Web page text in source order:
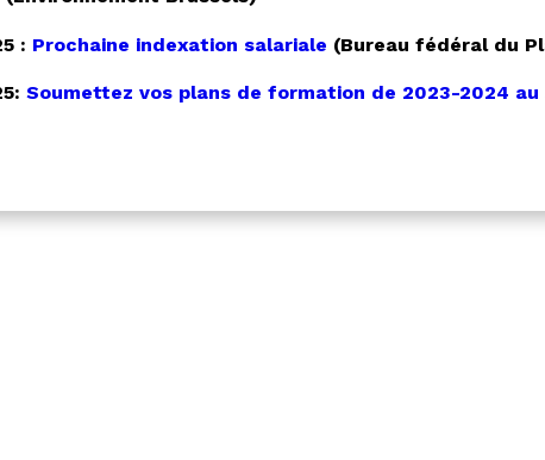
: Prochaine indexation salariale (Bureau fédéral du
Soumettez vos plans de formation de 2023-2024 au